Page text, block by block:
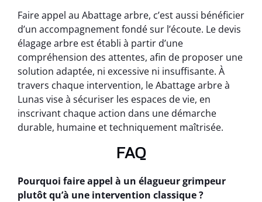
Faire appel au Abattage arbre, c’est aussi bénéficier
d’un accompagnement fondé sur l’écoute. Le devis
élagage arbre est établi à partir d’une
compréhension des attentes, afin de proposer une
solution adaptée, ni excessive ni insuffisante. À
travers chaque intervention, le Abattage arbre à
Lunas vise à sécuriser les espaces de vie, en
inscrivant chaque action dans une démarche
durable, humaine et techniquement maîtrisée.
FAQ
Pourquoi faire appel à un élagueur grimpeur
plutôt qu’à une intervention classique ?